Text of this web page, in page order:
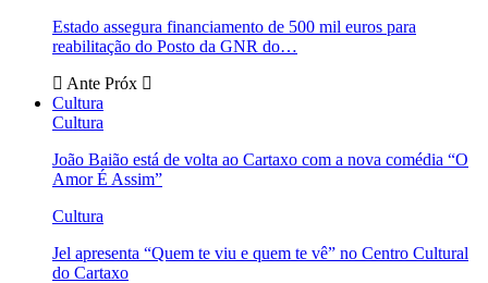
Estado assegura financiamento de 500 mil euros para
reabilitação do Posto da GNR do…
Ante Próx
Cultura
Cultura
João Baião está de volta ao Cartaxo com a nova comédia “O
Amor É Assim”
Cultura
Jel apresenta “Quem te viu e quem te vê” no Centro Cultural
do Cartaxo